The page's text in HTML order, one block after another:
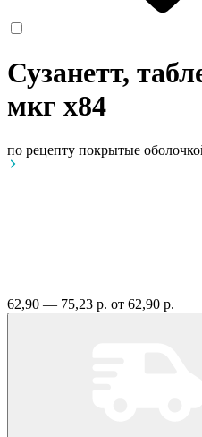
Сузанетт,
мкг x84
по рецепту покрытые
62,90 — 75,23 р. от 62,90 р.